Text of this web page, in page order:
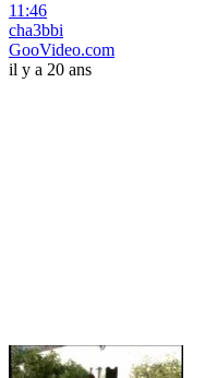
11:46
cha3bbi
GooVideo.com
il y a 20 ans